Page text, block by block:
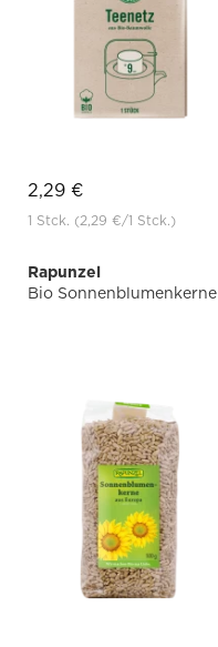
2,29 €
1 Stck. (2,29 €/1 Stck.)
Rapunzel
Bio Sonnenblumenkerne